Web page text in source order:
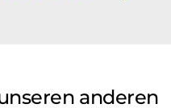
anderen